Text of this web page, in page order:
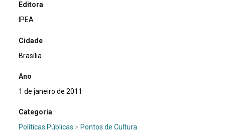
Editora
IPEA
Cidade
Brasília
Ano
1 de janeiro de 2011
Categoria
Políticas Públicas > Pontos de Cultura